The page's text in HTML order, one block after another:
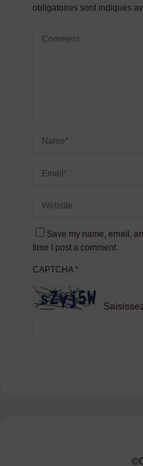
obligatoires sont indiqués
Save my name, email,
time I post a comment.
CAPTCHA*